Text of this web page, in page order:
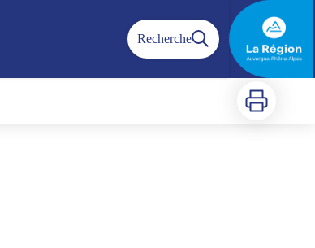
Recherche
Imprimer